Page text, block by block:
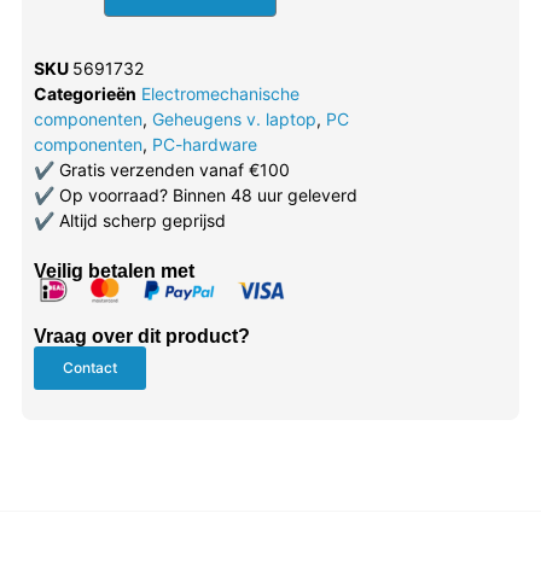
SKU 5691732
Categorieën Electromechanische
componenten, Geheugens v. laptop, PC
componenten, PC-hardware
✔Gratis verzenden vanaf €100
✔Op voorraad? Binnen 48 uur geleverd
✔Altijd scherp geprijsd
Veilig betalen met
Vraag over dit product?
Contact